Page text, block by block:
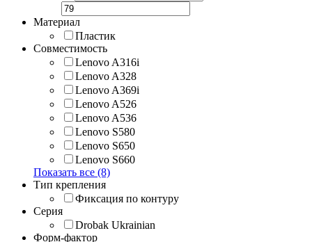
Материал
Пластик
Совместимость
Lenovo A316i
Lenovo A328
Lenovo A369i
Lenovo A526
Lenovo A536
Lenovo S580
Lenovo S650
Lenovo S660
Показать все (8)
Тип крепления
Фиксация по контуру
Серия
Drobak Ukrainian
Форм-фактор